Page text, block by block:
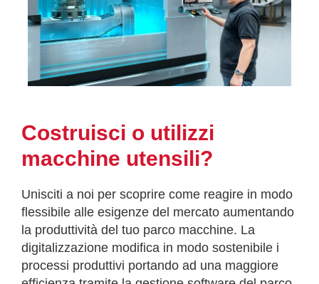
Costruisci o utilizzi
macchine utensili?
Unisciti a noi per scoprire come reagire in modo
flessibile alle esigenze del mercato aumentando
la produttività del tuo parco macchine. La
digitalizzazione modifica in modo sostenibile i
processi produttivi portando ad una maggiore